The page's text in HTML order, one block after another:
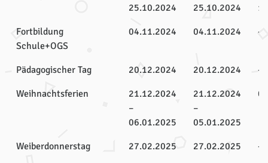
25.10.2024
25.10.2024
Fortbildung
Schule+OGS
04.11.2024 04.11.2024 -
Pädagogischer Tag 20.12.2024 20.12.2024
-
Weihnachtsferien
21.12.2024
–
06.01.2025
21.12.2024
–
05.01.2025
Weiberdonnerstag 27.02.2025 27.02.2025
-